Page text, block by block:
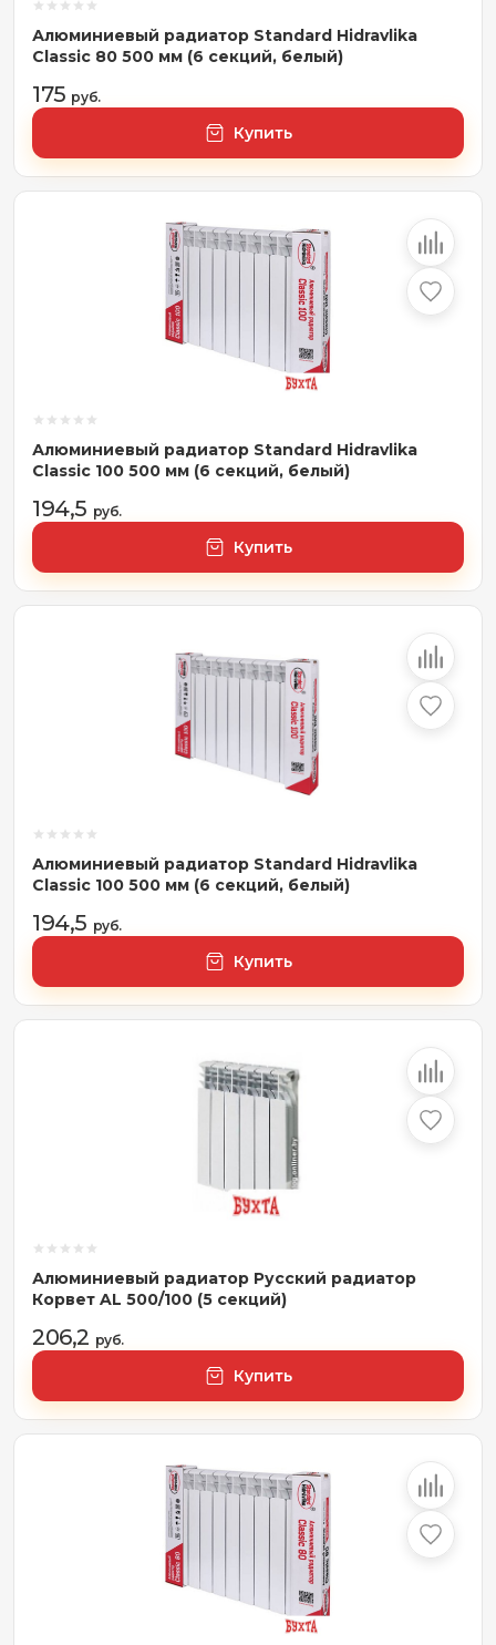
Алюминиевый радиатор Standard Hidravlika
Classic 80 500 мм (6 секций, белый)
175 руб.
Купить
Алюминиевый радиатор Standard Hidravlika
Classic 100 500 мм (6 секций, белый)
194,5 руб.
Купить
Алюминиевый радиатор Standard Hidravlika
Classic 100 500 мм (6 секций, белый)
194,5 руб.
Купить
Алюминиевый радиатор Русский радиатор
Корвет AL 500/100 (5 секций)
206,2 руб.
Купить